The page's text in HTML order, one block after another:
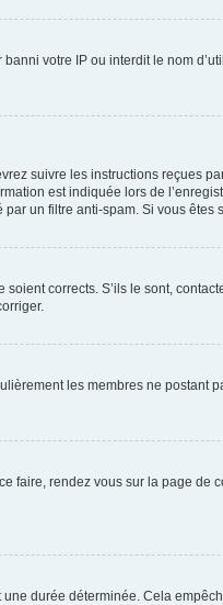
votre IP ou interdit le nom
suivre les instructions reçues
est indiquée lors de
un filtre anti-spam. Si vous
corrects. S’ils le sont,
les membres ne
faire, rendez vous sur la page de
durée déterminée. Cela